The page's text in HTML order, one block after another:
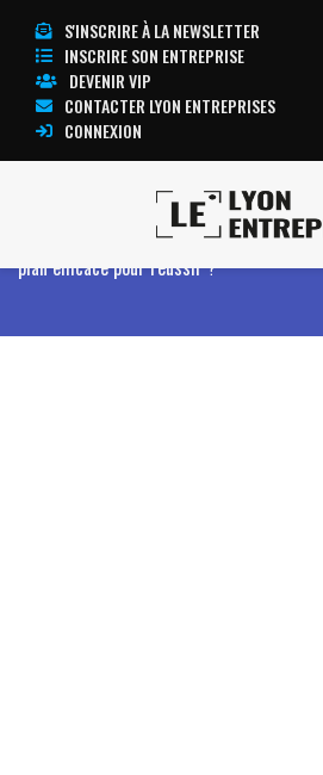
S'INSCRIRE À LA NEWSLETTER
INSCRIRE SON ENTREPRISE
DEVENIR VIP
CONTACTER LYON ENTREPRISES
CONNEXION
Comment structurer un business
plan efficace pour réussir ?